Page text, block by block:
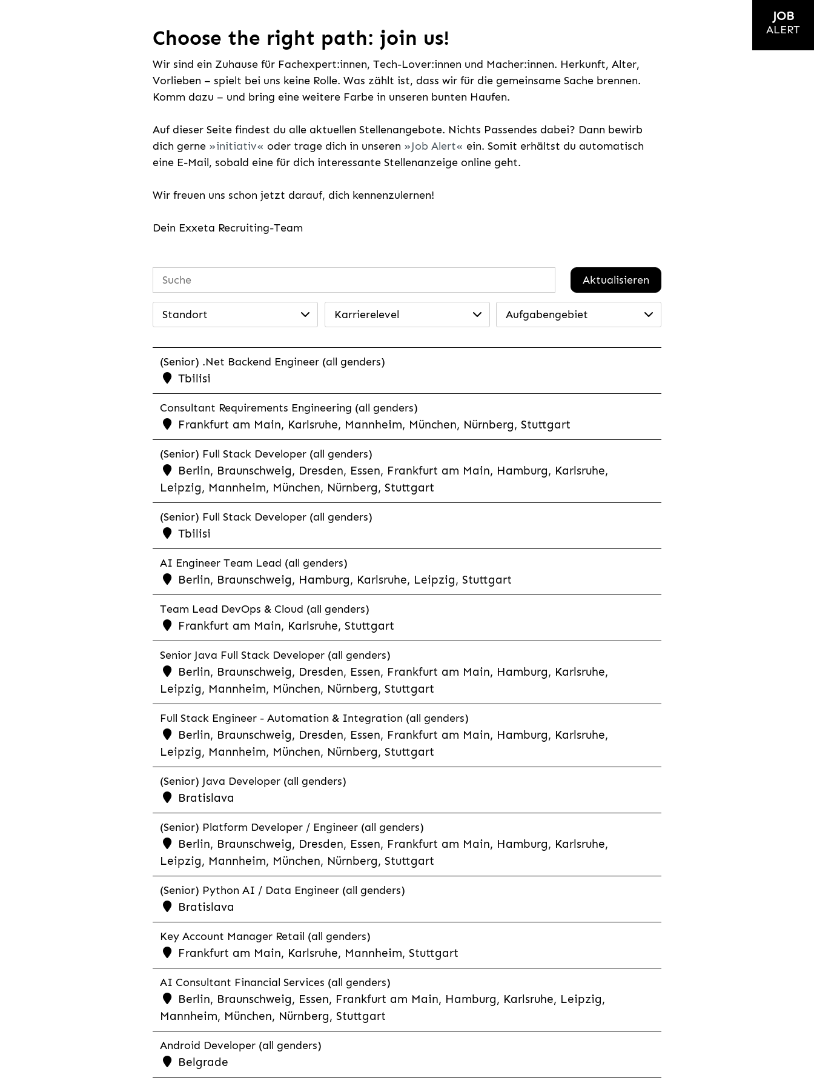
Choose the right path: join us!
Wir sind ein Zuhause für Fachexpert:innen, Tech-Lover:innen und Macher:innen. Herkunft, Alter,
Vorlieben – spielt bei uns keine Rolle. Was zählt ist, dass wir für die gemeinsame Sache brennen.
Komm dazu – und bring eine weitere Farbe in unseren bunten Haufen.
Auf dieser Seite findest du alle aktuellen Stellenangebote. Nichts Passendes dabei? Dann bewirb
dich gerne
initiativ oder trage dich in unseren Job Alert
ein. Somit erhältst du automatisch
eine E-Mail, sobald eine für dich interessante Stellenanzeige online geht.
Wir freuen uns schon jetzt darauf, dich kennenzulernen!
Dein Exxeta Recruiting-Team
Aktualisieren
Standort Karrierelevel Aufgabengebiet
(Senior) .Net Backend Engineer (all genders)
Tbilisi
Consultant Requirements Engineering (all genders)
Frankfurt am Main, Karlsruhe, Mannheim, München, Nürnberg, Stuttgart
(Senior) Full Stack Developer (all genders)
Berlin, Braunschweig, Dresden, Essen, Frankfurt am Main, Hamburg, Karlsruhe,
Leipzig, Mannheim, München, Nürnberg, Stuttgart
(Senior) Full Stack Developer (all genders)
Tbilisi
AI Engineer Team Lead (all genders)
Berlin, Braunschweig, Hamburg, Karlsruhe, Leipzig, Stuttgart
Team Lead DevOps & Cloud (all genders)
Frankfurt am Main, Karlsruhe, Stuttgart
Senior Java Full Stack Developer (all genders)
Berlin, Braunschweig, Dresden, Essen, Frankfurt am Main, Hamburg, Karlsruhe,
Leipzig, Mannheim, München, Nürnberg, Stuttgart
Full Stack Engineer - Automation & Integration (all genders)
Berlin, Braunschweig, Dresden, Essen, Frankfurt am Main, Hamburg, Karlsruhe,
Leipzig, Mannheim, München, Nürnberg, Stuttgart
(Senior) Java Developer (all genders)
Bratislava
(Senior) Platform Developer / Engineer (all genders)
Berlin, Braunschweig, Dresden, Essen, Frankfurt am Main, Hamburg, Karlsruhe,
Leipzig, Mannheim, München, Nürnberg, Stuttgart
(Senior) Python AI / Data Engineer (all genders)
Bratislava
Key Account Manager Retail (all genders)
Frankfurt am Main, Karlsruhe, Mannheim, Stuttgart
AI Consultant Financial Services (all genders)
Berlin, Braunschweig, Essen, Frankfurt am Main, Hamburg, Karlsruhe, Leipzig,
Mannheim, München, Nürnberg, Stuttgart
Android Developer (all genders)
Belgrade
JOB
ALERT